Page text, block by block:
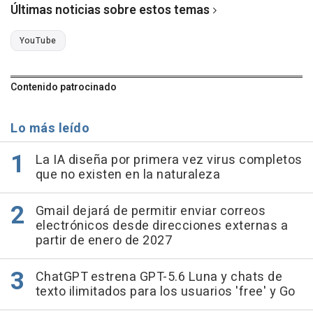
Últimas noticias sobre estos temas
YouTube
Contenido patrocinado
Lo más leído
La IA diseña por primera vez virus completos
que no existen en la naturaleza
Gmail dejará de permitir enviar correos
electrónicos desde direcciones externas a
partir de enero de 2027
ChatGPT estrena GPT-5.6 Luna y chats de
texto ilimitados para los usuarios 'free' y Go